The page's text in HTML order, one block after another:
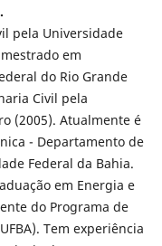
pela Universidade
em
do Rio Grande
Civil pela
(2005). Atualmente é
- Departamento de
Federal da Bahia.
em Energia e
do Programa de
Tem experiência